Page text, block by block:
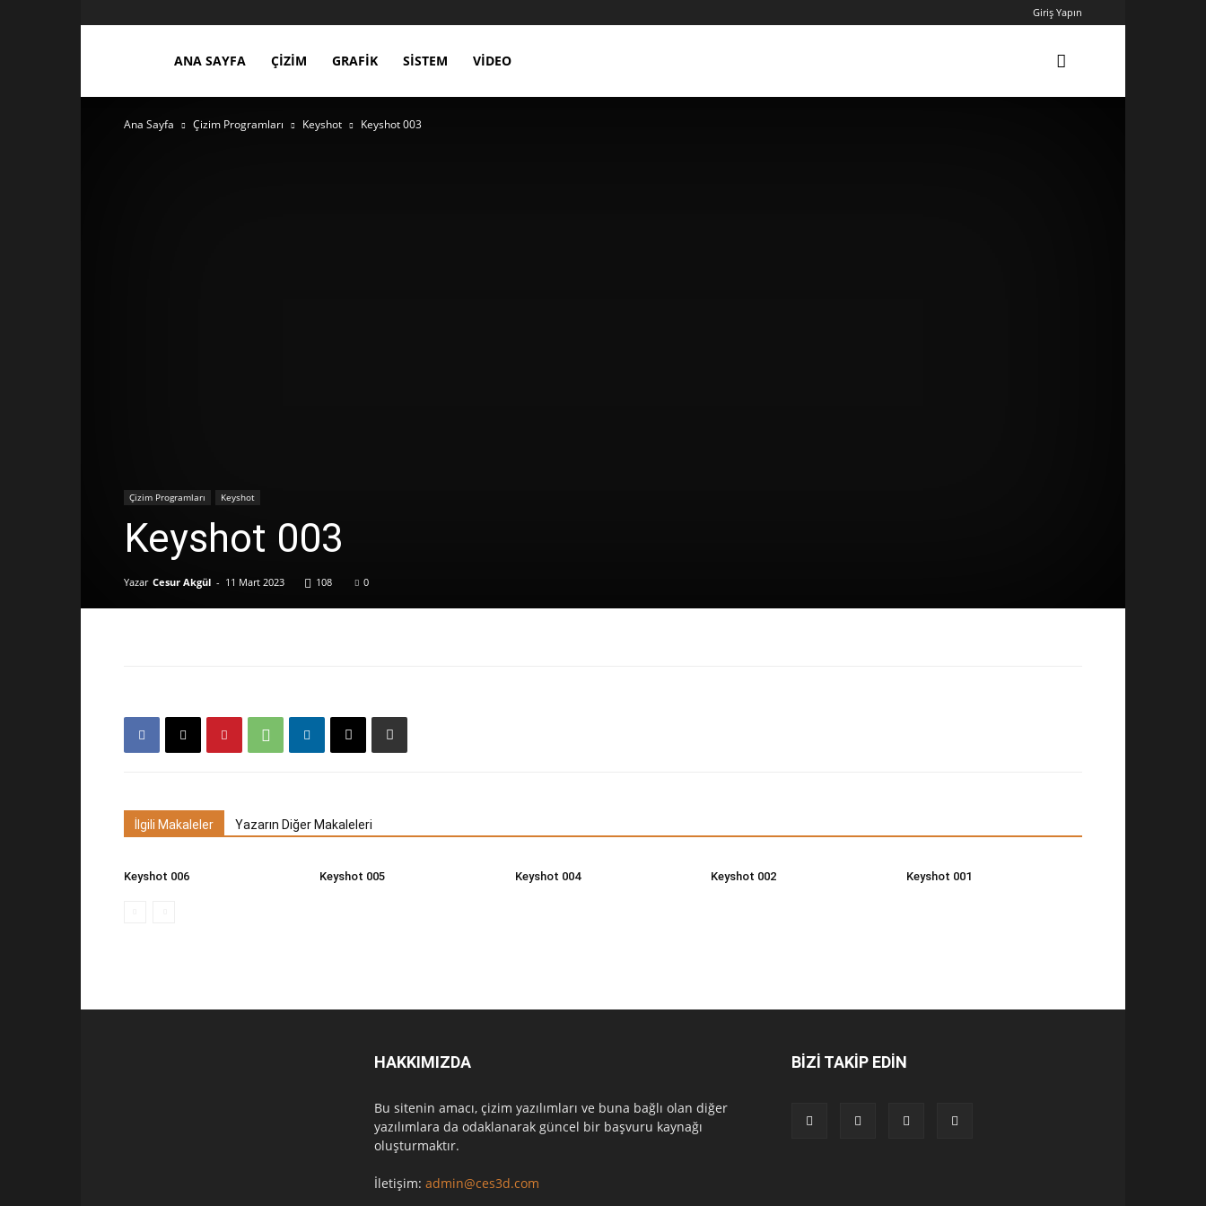
Giriş Yapın
ces3d.comANA SAYFA ÇIZIM GRAFIK SISTEM VIDEO
Ana Sayfa Çizim Programları Keyshot Keyshot 003
Çizim Programları Keyshot
Keyshot 003
Yazar Cesur Akgül - 11 Mart 2023 108 0
İlgili Makaleler Yazarın Diğer Makaleleri
Keyshot 006 Keyshot 005 Keyshot 004 Keyshot 002 Keyshot 001
HAKKIMIZDA
Bu sitenin amacı, çizim yazılımları ve buna bağlı olan diğer
yazılımlara da odaklanarak güncel bir başvuru kaynağı
oluşturmaktır.
İletişim: admin@ces3d.com
BİZİ TAKİP EDİN